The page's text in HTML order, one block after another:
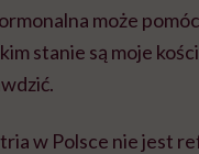
może
stanie są moje
w Polsce nie jest